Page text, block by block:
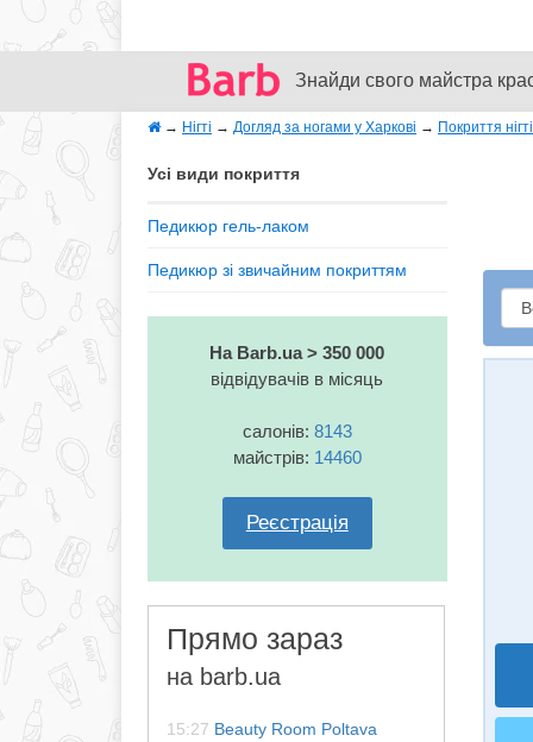
Знайди свого майстра
→ Нігті → Догляд за ногами у Харкові → Покриття
Усі види покриття
Педикюр гель-лаком
Педикюр зі звичайним покриттям
На Barb.ua > 350 000
відвідувачів в місяць
салонів: 8143
майстрів: 14460
Реєстрація
Прямо зараз
на barb.ua
15:27 Beauty Room Poltava